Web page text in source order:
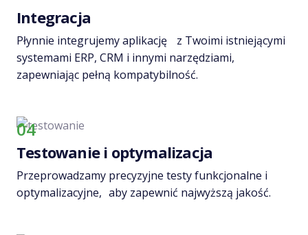
Integracja
Płynnie integrujemy aplikację z Twoimi istniejącymi
systemami ERP, CRM i innymi narzędziami,
zapewniając pełną kompatybilność.
Testowanie i optymalizacja
Przeprowadzamy precyzyjne testy funkcjonalne i
optymalizacyjne, aby zapewnić najwyższą jakość.
04